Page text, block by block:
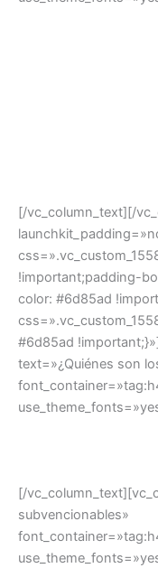
[/vc_column_text][/
!important;padding-
color: #6d85ad
#6d85ad
text=»¿Quiénes son
[/
subvencionables»